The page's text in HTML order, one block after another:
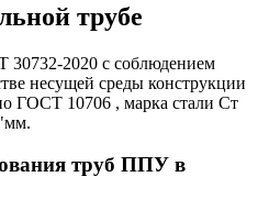
трубе
30732-2020 с соблюдением
несущей среды конструкции
ГОСТ 10706 , марка стали Ст
труб ППУ в